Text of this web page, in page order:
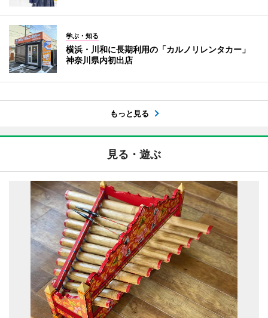
学ぶ・知る
横浜・川和に長期利用の「カルノリレンタカー」
神奈川県内初出店
もっと見る
見る・遊ぶ